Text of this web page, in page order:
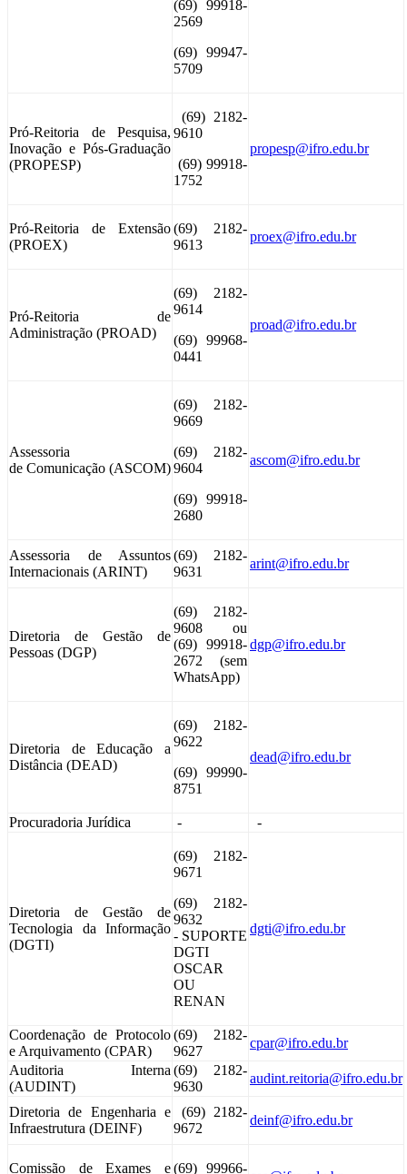
(69) 99918-
2569
(69) 99947-
5709
Pró-Reitoria de Pesquisa,
Inovação e Pós-Graduação
(PROPESP)
(69) 2182-
9610
(69) 99918-
1752
propesp@ifro.edu.br
Pró-Reitoria de Extensão
(PROEX)
(69) 2182-
9613
proex@ifro.edu.br
Pró-Reitoria de
Administração (PROAD)
(69) 2182-
9614
(69) 99968-
0441
proad@ifro.edu.br
Assessoria
de Comunicação (ASCOM)
(69) 2182-
9669
(69) 2182-
9604
(69) 99918-
2680
ascom@ifro.edu.br
Assessoria de Assuntos
Internacionais (ARINT)
(69) 2182-
9631
arint@ifro.edu.br
Diretoria de Gestão de
Pessoas (DGP)
(69) 2182-
9608 ou
(69) 99918-
2672 (sem
WhatsApp)
dgp@ifro.edu.br
Diretoria de Educação a
Distância (DEAD)
(69) 2182-
9622
(69) 99990-
8751
dead@ifro.edu.br
Procuradoria Jurídica - -
Diretoria de Gestão de
Tecnologia da Informação
(DGTI)
(69) 2182-
9671
(69) 2182-
9632
- SUPORTE
DGTI
OSCAR
OU
RENAN
dgti@ifro.edu.br
Coordenação de Protocolo
e Arquivamento (CPAR)
(69) 2182-
9627
cpar@ifro.edu.br
Auditoria Interna
(AUDINT)
(69) 2182-
9630
audint.reitoria@ifro.edu.br
Diretoria de Engenharia e
Infraestrutura (DEINF)
(69) 2182-
9672
deinf@ifro.edu.br
Comissão de Exames e(69) 99966-